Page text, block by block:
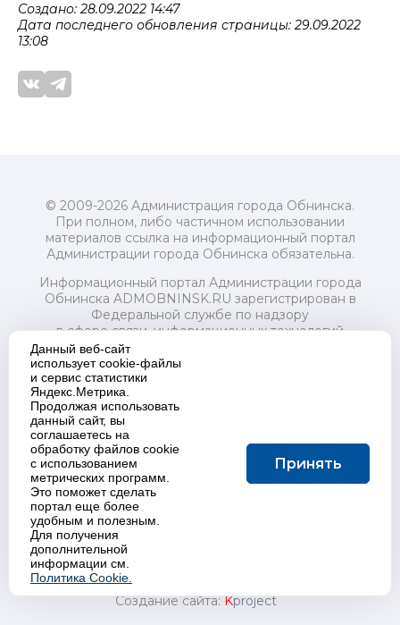
Создано: 28.09.2022 14:47
Дата последнего обновления страницы: 29.09.2022
13:08
© 2009-2026 Администрация города Обнинска.
При полном, либо частичном использовании
материалов ссылка на информационный портал
Администрации города Обнинска обязательна.
Информационный портал Администрации города
Обнинска ADMOBNINSK.RU зарегистрирован в
Федеральной службе по надзору
в сфере связи, информационных технологий
и массовых коммуникаций (Роскомнадзор) 24 июля
2018 года.
Свидетельство о регистрации Эл № ФС77-73321
Учредитель: Администрация (исполнительно-
распорядительный орган) городского округа "Город
Обнинск". Главный редактор: Байкова Е.А.
Адрес электронной почты Редакции:
redactor@admobninsk.ru
Телефон Редакции: +7 (484) 395-85-85
Настоящий ресурс содержит материалы 18+
Политика в отношении обработки персональных
Создание сайта: Kproject
Данный веб-сайт
использует cookie-файлы
и сервис статистики
Яндекс.Метрика.
Продолжая использовать
данный сайт, вы
соглашаетесь на
обработку файлов cookie
с использованием
метрических программ.
Это поможет сделать
портал еще более
удобным и полезным.
Для получения
дополнительной
информации см.
Политика Cookie.
Принять